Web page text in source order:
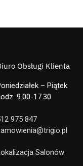
Obsługi Klienta
– Piątek
9.00-17.30
975 847
Salonów